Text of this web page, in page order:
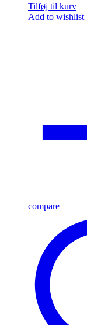
Tilføj til kurv
Add to wishlist
compare